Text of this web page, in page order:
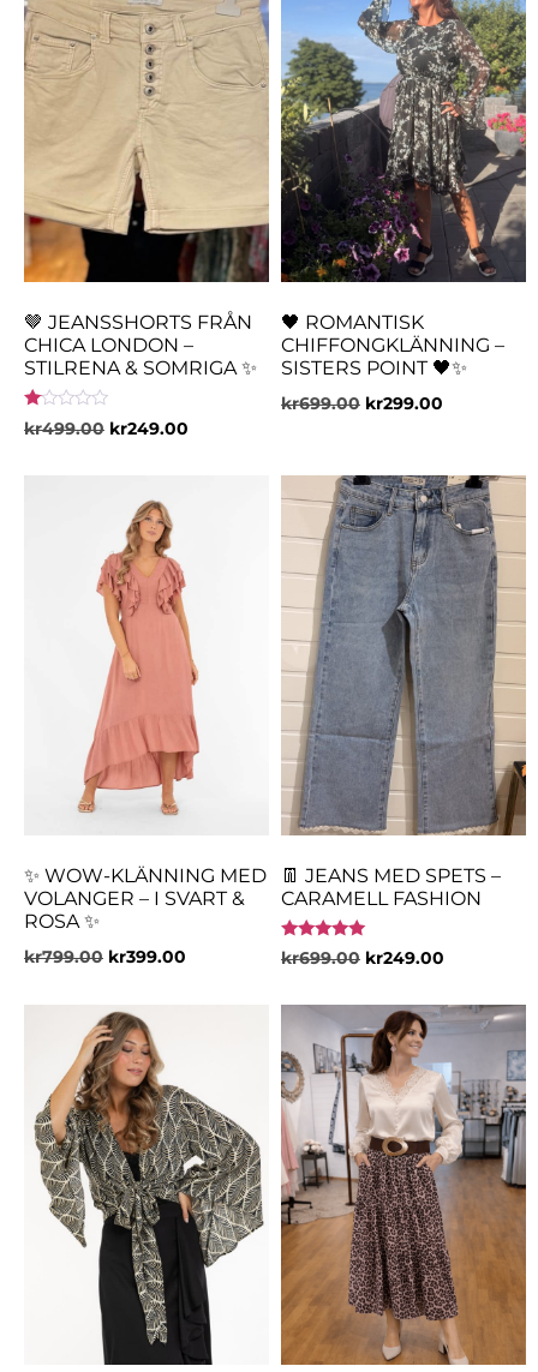
🤎 JEANSSHORTS FRÅN
CHICA LONDON –
STILRENA & SOMRIGA ✨
Betygsatt
1.00
kr499.00 kr249.00
🖤 ROMANTISK
CHIFFONGKLÄNNING –
SISTERS POINT 🖤✨
kr699.00 kr299.00
✨ WOW-KLÄNNING MED
VOLANGER – I SVART &
ROSA ✨
kr799.00 kr399.00
👖 JEANS MED SPETS –
CARAMELL FASHION
Betygsatt
5.00
kr699.00 kr249.00